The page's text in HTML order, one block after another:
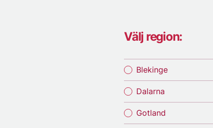
Välj region:
Blekinge
Dalarna
Gotland